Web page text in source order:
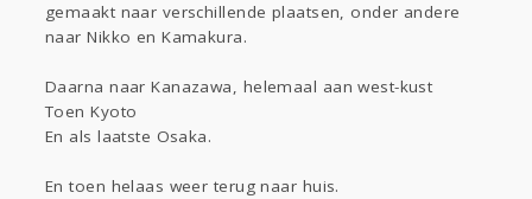
gemaakt naar verschillende plaatsen, onder andere
naar Nikko en Kamakura.
Daarna naar Kanazawa, helemaal aan west-kust
Toen Kyoto
En als laatste Osaka.
En toen helaas weer terug naar huis.